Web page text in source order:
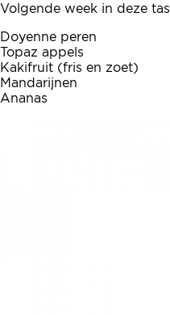
Volgende week in deze tas
Doyenne peren
Topaz appels
Kakifruit (fris en zoet)
Mandarijnen
Ananas